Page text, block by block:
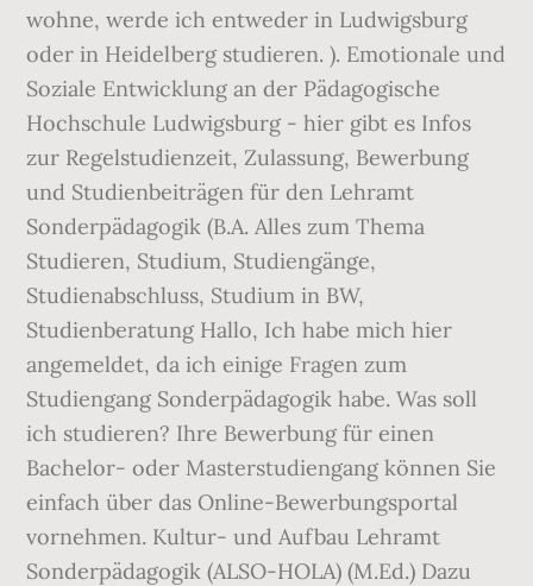
wohne, werde ich entweder in Ludwigsburg
oder in Heidelberg studieren. ). Emotionale und
Soziale Entwicklung an der Pädagogische
Hochschule Ludwigsburg - hier gibt es Infos
zur Regelstudienzeit, Zulassung, Bewerbung
und Studienbeiträgen für den Lehramt
Sonderpädagogik (B.A. Alles zum Thema
Studieren, Studium, Studiengänge,
Studienabschluss, Studium in BW,
Studienberatung Hallo, Ich habe mich hier
angemeldet, da ich einige Fragen zum
Studiengang Sonderpädagogik habe. Was soll
ich studieren? Ihre Bewerbung für einen
Bachelor- oder Masterstudiengang können Sie
einfach über das Online-Bewerbungsportal
vornehmen. Kultur- und Aufbau Lehramt
Sonderpädagogik (ALSO-HOLA) (M.Ed.) Dazu